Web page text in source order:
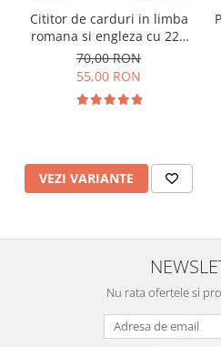
Cititor de carduri in limba
romana si engleza cu 224
de imagini si sunete,
incarcare USB
70,00 RON
55,00 RON
VEZI VARIANTE
Nu rata ofertele si